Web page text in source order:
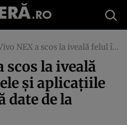
felul în care telefoanele şi aplicaţiile chinezeşti colectează date de la utilizatori
scos la iveală
şi aplicaţiile
date de la